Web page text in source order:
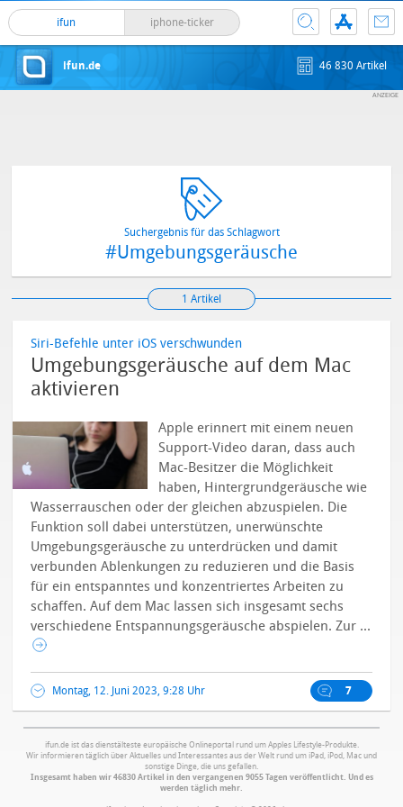
ifun iphone-ticker
ifun.de 46 830 Artikel
Suchergebnis für das Schlagwort
#Umgebungsgeräusche
1 Artikel
Siri-Befehle unter iOS verschwunden
Umgebungsgeräusche auf dem Mac
aktivieren
Apple erinnert mit einem neuen
Support-Video daran, dass auch
Mac-Besitzer die Möglichkeit
haben, Hintergrundgeräusche wie
Wasserrauschen oder der gleichen abzuspielen. Die
Funktion soll dabei unterstützen, unerwünschte
Umgebungsgeräusche zu unterdrücken und damit
verbunden Ablenkungen zu reduzieren und die Basis
für ein entspanntes und konzentriertes Arbeiten zu
schaffen. Auf dem Mac lassen sich insgesamt sechs
verschiedene Entspannungsgeräusche abspielen. Zur ...
Montag, 12. Juni 2023, 9:28 Uhr 7
ifun.de ist das dienstälteste europäische Onlineportal rund um Apples Lifestyle-Produkte.
Wir informieren täglich über Aktuelles und Interessantes aus der Welt rund um iPad, iPod, Mac und
sonstige Dinge, die uns gefallen.
Insgesamt haben wir 46830 Artikel in den vergangenen 9055 Tagen veröffentlicht. Und es
werden täglich mehr.